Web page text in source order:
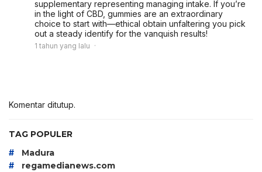
supplementary representing managing intake. If you’re
in the light of CBD, gummies are an extraordinary
choice to start with—ethical obtain unfaltering you pick
out a steady identify for the vanquish results!
1 tahun yang lalu
Komentar ditutup.
TAG POPULER
# Madura
# regamedianews.com